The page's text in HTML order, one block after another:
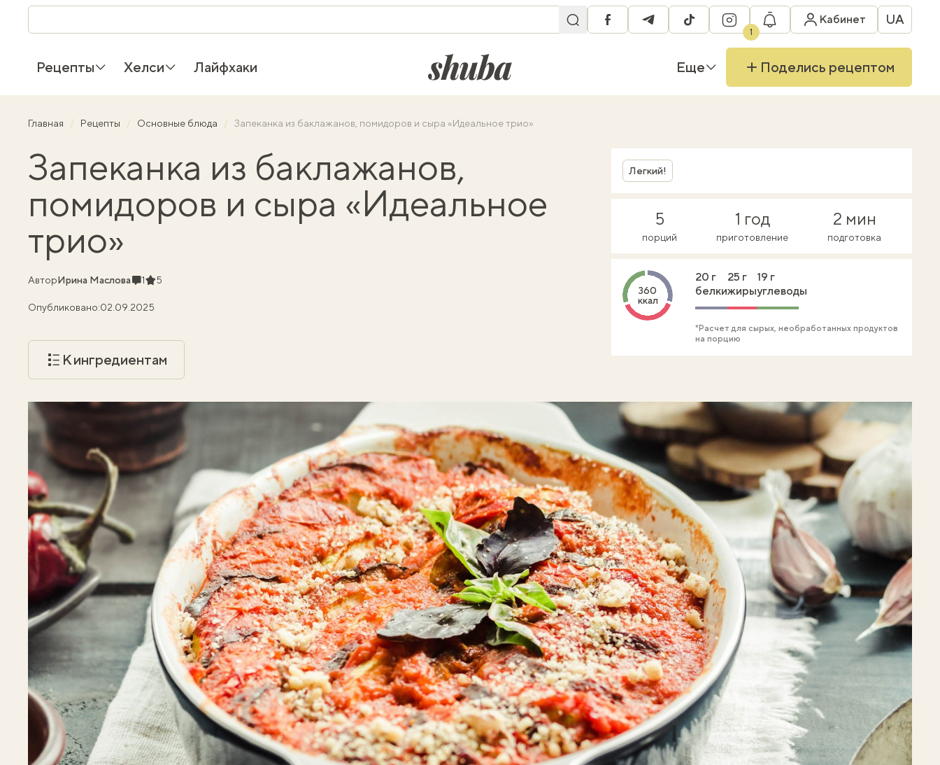
facebooktelegramtiktok instagram
1
Кабинет UA
Рецепты Хелси Лайфхаки shuba.life Еще Поделись рецептом
Главная Рецепты Основные блюда Запеканка из баклажанов, помидоров и сыра «Идеальное трио»
Запеканка из баклажанов,
помидоров и сыра «Идеальное
трио»
АвторИрина МасловаКомментарии
1Рейтинг
5
Опубликовано:02.09.2025
К ингредиентам
Легкий!
5
порций
1 год
приготовление
2 мин
подготовка
360
ккал
20 г
белки
25 г
жиры
19 г
углеводы
*Расчет для сырых, необработанных продуктов
на порцию